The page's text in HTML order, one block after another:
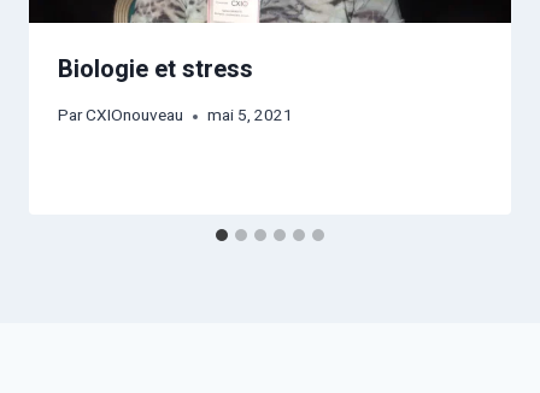
Biologie et stress
ParCXIOnouveau mai 5, 2021